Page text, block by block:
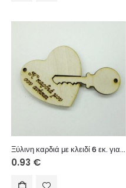
Ξύλινη καρδιά με κλειδί 6 εκ. για διπλό μπρελόκ
0.93 €